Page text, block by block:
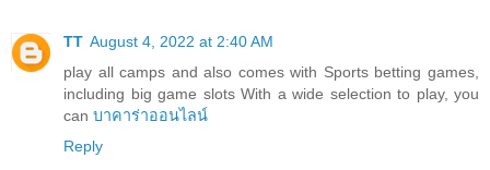
TT August 4, 2022 at 2:40 AM
play all camps and also comes with Sports betting games,
including big game slots With a wide selection to play, you
can บาคาร่าออนไลน์
Reply